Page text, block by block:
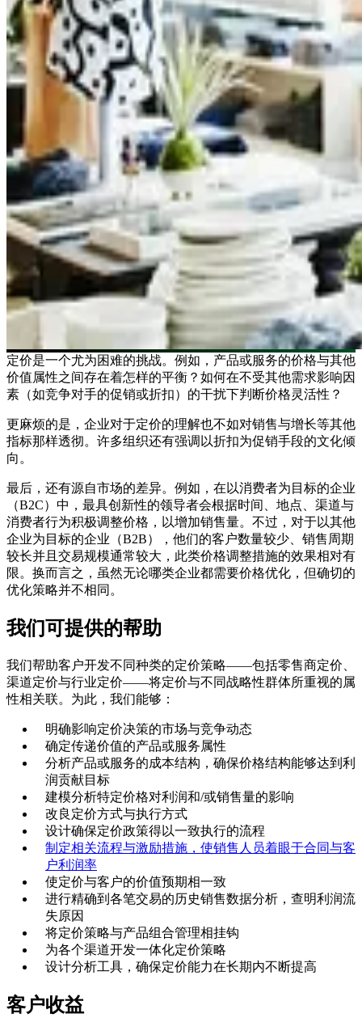
定价是一个尤为困难的挑战。例如，产品或服务的价格与其他
价值属性之间存在着怎样的平衡？如何在不受其他需求影响因
素（如竞争对手的促销或折扣）的干扰下判断价格灵活性？
更麻烦的是，企业对于定价的理解也不如对销售与增长等其他
指标那样透彻。许多组织还有强调以折扣为促销手段的文化倾
向。
最后，还有源自市场的差异。例如，在以消费者为目标的企业
（B2C）中，最具创新性的领导者会根据时间、地点、渠道与
消费者行为积极调整价格，以增加销售量。不过，对于以其他
企业为目标的企业（B2B），他们的客户数量较少、销售周期
较长并且交易规模通常较大，此类价格调整措施的效果相对有
限。换而言之，虽然无论哪类企业都需要价格优化，但确切的
优化策略并不相同。
我们可提供的帮助
我们帮助客户开发不同种类的定价策略——包括零售商定价、
渠道定价与行业定价——将定价与不同战略性群体所重视的属
性相关联。为此，我们能够：
明确影响定价决策的市场与竞争动态
确定传递价值的产品或服务属性
分析产品或服务的成本结构，确保价格结构能够达到利
润贡献目标
建模分析特定价格对利润和/或销售量的影响
改良定价方式与执行方式
设计确保定价政策得以一致执行的流程
制定相关流程与激励措施，使销售人员着眼于合同与客
户利润率
使定价与客户的价值预期相一致
进行精确到各笔交易的历史销售数据分析，查明利润流
失原因
将定价策略与产品组合管理相挂钩
为各个渠道开发一体化定价策略
设计分析工具，确保定价能力在长期内不断提高
客户收益